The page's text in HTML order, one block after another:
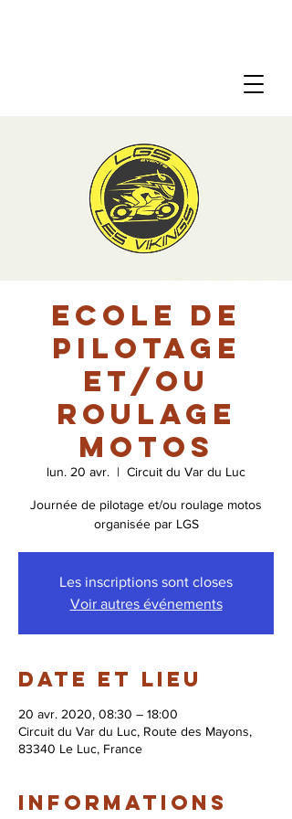
Ecole de
pilotage
et/ou
roulage
motos
lun. 20 avr.
  |
Circuit du Var du Luc
Journée de pilotage et/ou roulage motos
organisée par LGS
Les inscriptions sont closes
Voir autres événements
Date et lieu
20 avr. 2020, 08:30 – 18:00
Circuit du Var du Luc, Route des Mayons,
83340 Le Luc, France
Informations